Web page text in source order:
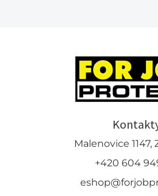
Malenovice 1147,
+420 604